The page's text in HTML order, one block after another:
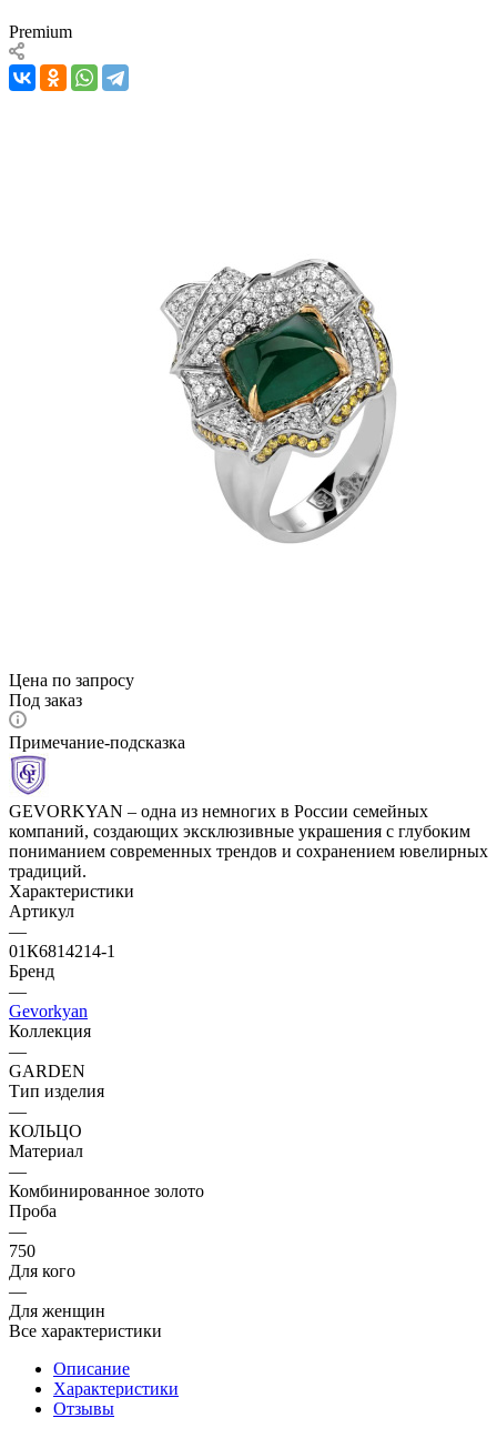
Premium
Цена по запросу
Под заказ
Примечание-подсказка
GEVORKYAN – одна из немногих в России семейных
компаний, создающих эксклюзивные украшения с глубоким
пониманием современных трендов и сохранением ювелирных
традиций.
Характеристики
Артикул
—
01К6814214-1
Бренд
—
Gevorkyan
Коллекция
—
GARDEN
Тип изделия
—
КОЛЬЦО
Материал
—
Комбинированное золото
Проба
—
750
Для кого
—
Для женщин
Все характеристики
Описание
Характеристики
Отзывы